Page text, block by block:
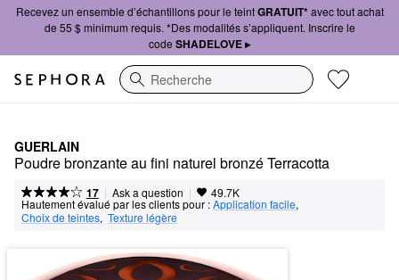
Recevez un ensemble d’échantillons pour le teintGRATUIT*avec tout achat
de 55 $ minimum requis. *Des modalités s’appliquent. Inscrire le
code SHADELOVE ▸
Recherche
GUERLAIN
Poudre bronzante au fini naturel bronzé Terracotta
17 | Ask a question | 49.7K
Hautement évalué par les clients pour :Application facile,
Choix de teintes, Texture légère